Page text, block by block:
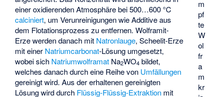
m
pf
te
W
ol
fr
a
m
kr
einer oxidierenden Atmosphäre bei 500…600 °C
calciniert, um Verunreinigungen wie Additive aus
dem Flotationsprozess zu entfernen. Wolframit-
Erze werden danach mit Natronlauge, Scheelit-Erze
mit einer Natriumcarbonat-Lösung umgesetzt,
wobei sich Natriumwolframat Na2WO4 bildet,
welches danach durch eine Reihe von Umfällungen
gereinigt wird. Aus der erhaltenen gereinigten
Lösung wird durch Flüssig-Flüssig-Extraktion mit